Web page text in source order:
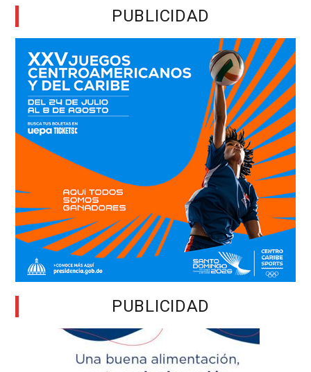
PUBLICIDAD
PUBLICIDAD